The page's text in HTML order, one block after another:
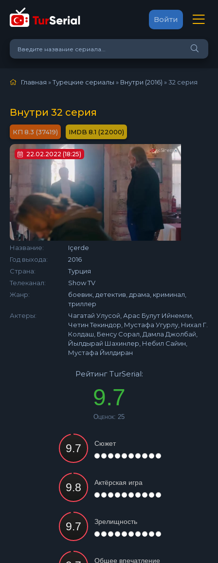
Войти
Главная »Турецкие сериалы » Внутри (2016) »32 серия
Внутри 32 серия
8.3 (37419) 8.1 (22000)
22.02.2022 (18:25)
Название:
Içerde
Год выхода:
2016
Страна:
Турция
Телеканал:
Show TV
Жанр:
боевик, детектив, драма, криминал,
триллер
Актеры:
Чагатай Улусой, Арас Булут Ийнемли,
Четин Текиндор, Мустафа Угурлу, Нихал Г.
Колдаш, Бенсу Сорал, Дамла Джолбай,
Йылдырай Шахинлер, Небил Сайин,
Мустафа Йилдиран
Рейтинг TurSerial:
9.7
Оценок: 25
Сюжет
Актёрская игра
Зрелищность
Общее впечатление